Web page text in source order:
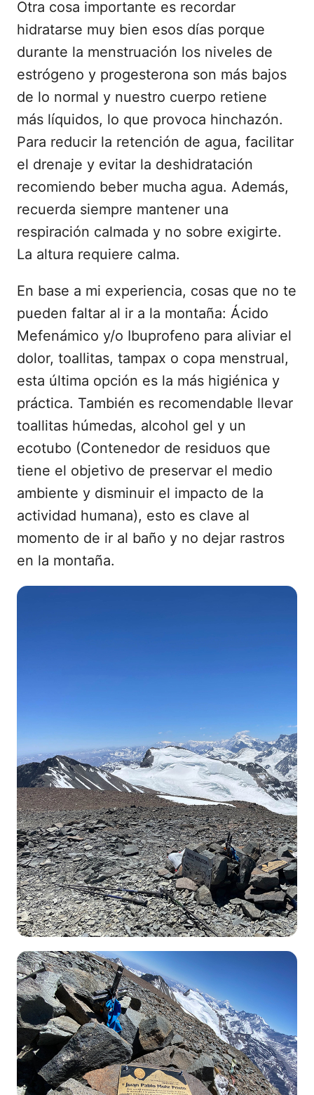
Otra cosa importante es recordar
hidratarse muy bien esos días porque
durante la menstruación los niveles de
estrógeno y progesterona son más bajos
de lo normal y nuestro cuerpo retiene
más líquidos, lo que provoca hinchazón.
Para reducir la retención de agua, facilitar
el drenaje y evitar la deshidratación
recomiendo beber mucha agua. Además,
recuerda siempre mantener una
respiración calmada y no sobre exigirte.
La altura requiere calma.
En base a mi experiencia, cosas que no te
pueden faltar al ir a la montaña: Ácido
Mefenámico y/o Ibuprofeno para aliviar el
dolor, toallitas, tampax o copa menstrual,
esta última opción es la más higiénica y
práctica. También es recomendable llevar
toallitas húmedas, alcohol gel y un
ecotubo (Contenedor de residuos que
tiene el objetivo de preservar el medio
ambiente y disminuir el impacto de la
actividad humana), esto es clave al
momento de ir al baño y no dejar rastros
en la montaña.